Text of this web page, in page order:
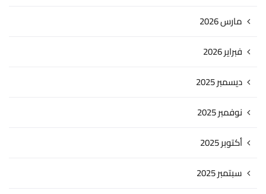
مارس 2026
فبراير 2026
ديسمبر 2025
نوفمبر 2025
أكتوبر 2025
سبتمبر 2025